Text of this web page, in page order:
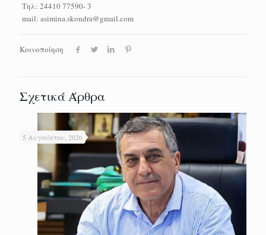
Τηλ: 24410 77590- 3
mail: asimina.skondra@gmail.com
Κοινοποίηση
Σχετικά Άρθρα
5 Αυγούστου, 2026